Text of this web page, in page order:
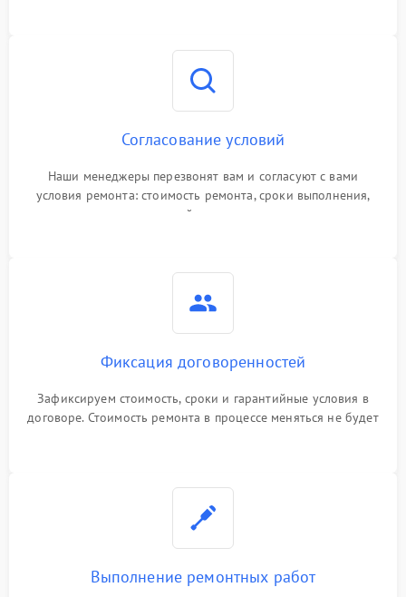
Согласование условий
Наши менеджеры перезвонят вам и согласуют с вами
условия ремонта: стоимость ремонта, сроки выполнения,
гарантийные условия
Фиксация договоренностей
Зафиксируем стоимость, сроки и гарантийные условия в
договоре. Стоимость ремонта в процессе меняться не будет
Выполнение ремонтных работ